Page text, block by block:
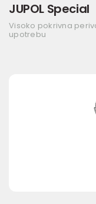
JUPOL Special
Visoko pokrivna
upotrebu